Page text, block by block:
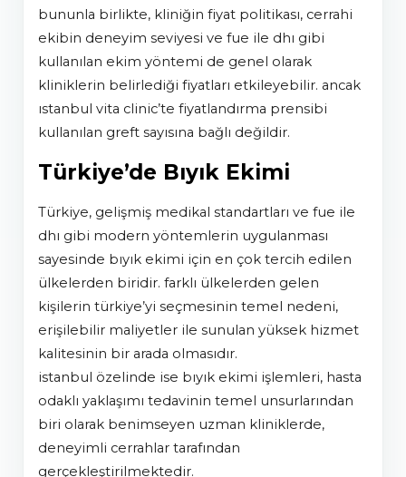
bununla birlikte, kliniğin fiyat politikası, cerrahi
ekibin deneyim seviyesi ve fue ile dhi gibi
kullanılan ekim yöntemi de genel olarak
kliniklerin belirlediği fiyatları etkileyebilir. ancak
istanbul vita clinic’te fiyatlandırma prensibi
kullanılan greft sayısına bağlı değildir.
Türkiye’de Bıyık Ekimi
türkiye, gelişmiş medikal standartları ve fue ile
dhi gibi modern yöntemlerin uygulanması
sayesinde bıyık ekimi için en çok tercih edilen
ülkelerden biridir. farklı ülkelerden gelen
kişilerin türkiye’yi seçmesinin temel nedeni,
erişilebilir maliyetler ile sunulan yüksek hizmet
kalitesinin bir arada olmasıdır.
i̇stanbul özelinde ise bıyık ekimi işlemleri, hasta
odaklı yaklaşımı tedavinin temel unsurlarından
biri olarak benimseyen uzman kliniklerde,
deneyimli cerrahlar tarafından
gerçekleştirilmektedir.